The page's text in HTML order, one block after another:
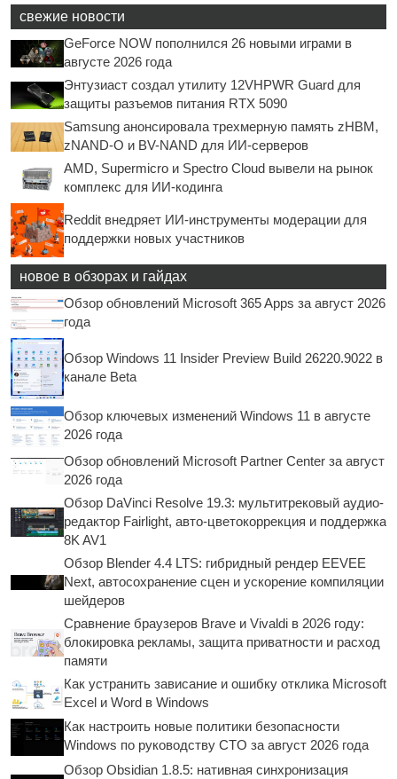
свежие новости
GeForce NOW пополнился 26 новыми играми в
августе 2026 года
Энтузиаст создал утилиту 12VHPWR Guard для
защиты разъемов питания RTX 5090
Samsung анонсировала трехмерную память zHBM,
zNAND-O и BV-NAND для ИИ-серверов
AMD, Supermicro и Spectro Cloud вывели на рынок
комплекс для ИИ-кодинга
Reddit внедряет ИИ-инструменты модерации для
поддержки новых участников
новое в обзорах и гайдах
Обзор обновлений Microsoft 365 Apps за август 2026
года
Обзор Windows 11 Insider Preview Build 26220.9022 в
канале Beta
Обзор ключевых изменений Windows 11 в августе
2026 года
Обзор обновлений Microsoft Partner Center за август
2026 года
Обзор DaVinci Resolve 19.3: мультитрековый аудио-
редактор Fairlight, авто-цветокоррекция и поддержка
8K AV1
Обзор Blender 4.4 LTS: гибридный рендер EEVEE
Next, автосохранение сцен и ускорение компиляции
шейдеров
Сравнение браузеров Brave и Vivaldi в 2026 году:
блокировка рекламы, защита приватности и расход
памяти
Как устранить зависание и ошибку отклика Microsoft
Excel и Word в Windows
Как настроить новые политики безопасности
Windows по руководству CTO за август 2026 года
Обзор Obsidian 1.8.5: нативная синхронизация